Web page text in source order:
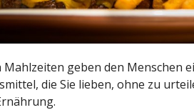
geben den Menschen
die Sie lieben, ohne zu